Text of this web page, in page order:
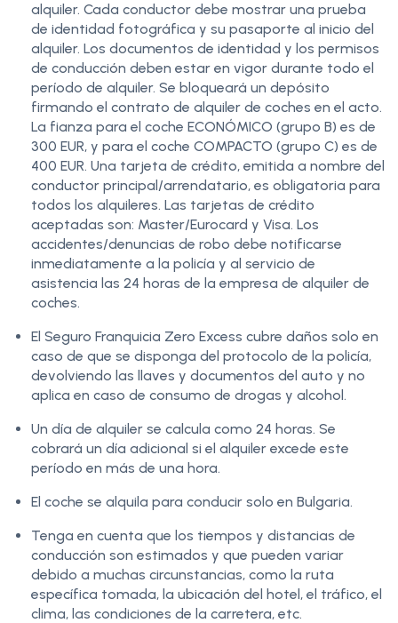
alquiler. Cada conductor debe mostrar una prueba
de identidad fotográfica y su pasaporte al inicio del
alquiler. Los documentos de identidad y los permisos
de conducción deben estar en vigor durante todo el
período de alquiler. Se bloqueará un depósito
firmando el contrato de alquiler de coches en el acto.
La fianza para el coche ECONÓMICO (grupo B) es de
300 EUR, y para el coche COMPACTO (grupo C) es de
400 EUR. Una tarjeta de crédito, emitida a nombre del
conductor principal/arrendatario, es obligatoria para
todos los alquileres. Las tarjetas de crédito
aceptadas son: Master/Eurocard y Visa. Los
accidentes/denuncias de robo debe notificarse
inmediatamente a la policía y al servicio de
asistencia las 24 horas de la empresa de alquiler de
coches.
El Seguro Franquicia Zero Excess cubre daños solo en
caso de que se disponga del protocolo de la policía,
devolviendo las llaves y documentos del auto y no
aplica en caso de consumo de drogas y alcohol.
Un día de alquiler se calcula como 24 horas. Se
cobrará un día adicional si el alquiler excede este
período en más de una hora.
El coche se alquila para conducir solo en Bulgaria.
Tenga en cuenta que los tiempos y distancias de
conducción son estimados y que pueden variar
debido a muchas circunstancias, como la ruta
específica tomada, la ubicación del hotel, el tráfico, el
clima, las condiciones de la carretera, etc.